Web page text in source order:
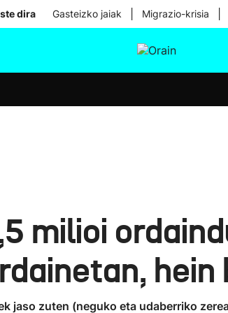
dira Gasteizko jaiak Migrazio-krisia
milioi
jaso zuten (neguko eta udaberriko